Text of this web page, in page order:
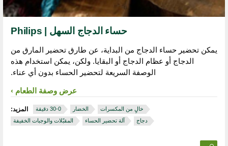
حساء الدجاج السهل | Philips
يمكن تحضير حساء الدجاج من البداية، عن طارق تحضير المارق من
الدجاج أو عظام الدجاج أو البقايا. ولكن، يمكن استخدام هذه
الوصفة السريعة لتحضير الحساء بدون أي عناء.
عرض وصفة الطعام
المزيد: الخضار
خالٍ من المكسرات
المقبّلات والوجبات الخفيفة
آلة تحضير الحساء دجاج